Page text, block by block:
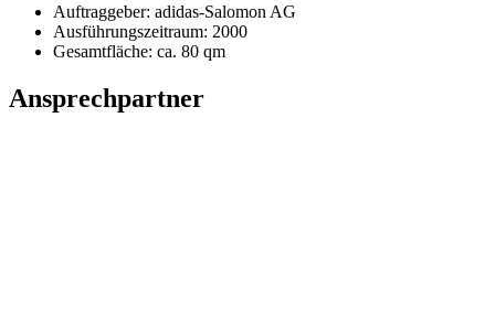
Auftraggeber: adidas-Salomon AG
Ausführungszeitraum: 2000
Gesamtfläche: ca. 80 qm
Ansprechpartner